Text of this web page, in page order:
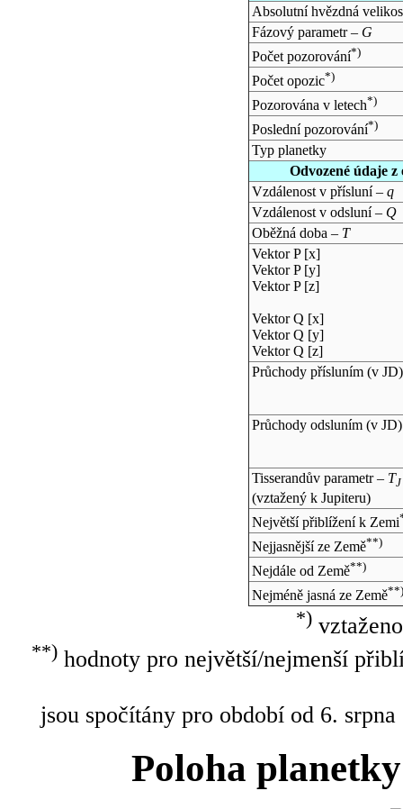
Absolutní hvězdná
Fázový parametr – G
Počet pozorování*)
Počet opozic*)
Pozorována v letech*)
Poslední pozorování*)
Typ planetky
Odvozené údaje
Vzdálenost v přísluní – q
Vzdálenost v odsluní – Q
Oběžná doba – T
Vektor P [x]
Vektor P [y]
Vektor P [z]
Vektor Q [x]
Vektor Q [y]
Vektor Q [z]
Průchody přísluním (v JD)
Průchody odsluním (v JD)
Tisserandův parametr – TJ
(vztažený k Jupiteru)
Největší přiblížení k Zemi
Nejjasnější ze Země**)
Nejdále od Země**)
Nejméně jasná ze Země**)
*)
**)hodnoty pro největší/nejmenší
jsou spočítány pro období od 6.
Poloha